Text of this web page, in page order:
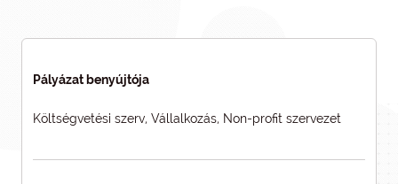
Pályázat benyújtója
Költségvetési szerv, Vállalkozás, Non-profit szervezet